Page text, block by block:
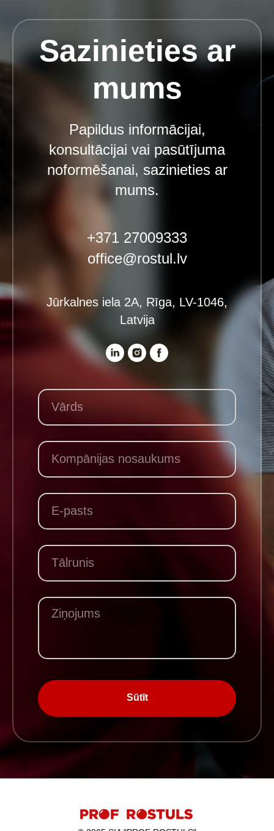
Sazinieties ar
mums
Papildus informācijai,
konsultācijai vai pasūtījuma
noformēšanai, sazinieties ar
mums.
+371 27009333
office@rostul.lv
Jūrkalnes iela 2A, Rīga, LV-1046,
Latvija
Sūtīt